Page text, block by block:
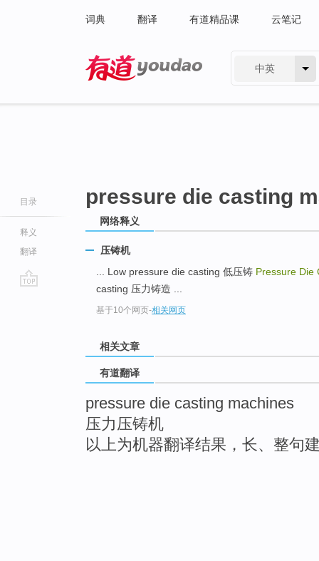
词典 翻译 有道精品课 云笔记
中英
目录
释义
翻译
pressure die casting
网络释义
压铸机
... Low pressure die casting 低压铸 Pressure Die
casting 压力铸造 ...
基于10个网页-相关网页
相关文章
有道翻译
pressure die casting machines
压力压铸机
以上为机器翻译结果，长、整句